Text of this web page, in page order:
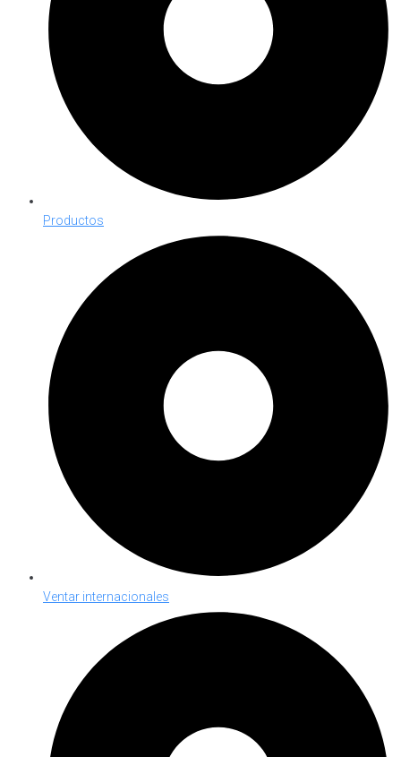
Productos
Ventar internacionales